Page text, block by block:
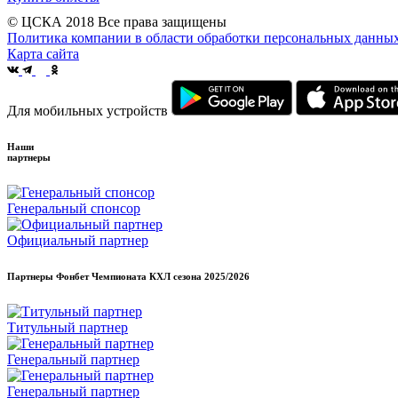
© ЦСКА 2018 Все права защищены
Политика компании в области обработки персональных
Карта сайта
Для мобильных устройств
Наши
партнеры
Генеральный спонсор
Официальный партнер
Партнеры Фонбет Чемпионата КХЛ сезона 2025/2026
Титульный партнер
Генеральный партнер
Генеральный партнер